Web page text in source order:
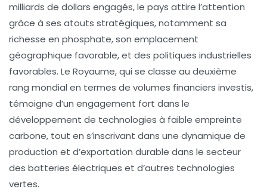
milliards de dollars engagés, le pays attire l’attention
grâce à ses atouts stratégiques, notamment sa
richesse en phosphate, son emplacement
géographique favorable, et des politiques industrielles
favorables. Le Royaume, qui se classe au deuxième
rang mondial en termes de volumes financiers investis,
témoigne d’un engagement fort dans le
développement de technologies à faible empreinte
carbone, tout en s’inscrivant dans une dynamique de
production et d’exportation durable dans le secteur
des batteries électriques et d’autres technologies
vertes.